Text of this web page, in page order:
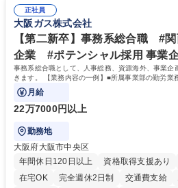
道路施設や道路工事現場の見学ツアー事業
へ配属。※業務内容変更の範囲：会社の定める業務 募集職種
ープ】総合職（事務）◇残業月平均9時間
部門など多岐に渡る業務を経験できます。
事業の他、新宿駅西口広場内に設置された
イン」の管理運営を行うなど、事業収益を
います。 学歴・資格 学歴：大学院 大学 高専 短大 専修学校 高校 語学力：
資格：
正社員
大阪ガス株式会社
【第二新卒】事務系総合職 #
企業 #ポテンシャル採用 事業
事務系総合職として、人事総務、資源海外、事業
きます。 【業務内容の一例】■所属事業部の勤労業
門の企画スタッフ、ルート営業
月給
22万7000円以上
勤務地
大阪府大阪市中央区
年間休日120日以上
資格取得支援あり
在宅OK
完全週休2日制 交通費支給